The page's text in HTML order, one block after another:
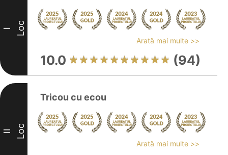
I Loc
Arată mai multe >>
10.0 (94)
II Loc
Tricou cu ecou
Arată mai multe >>